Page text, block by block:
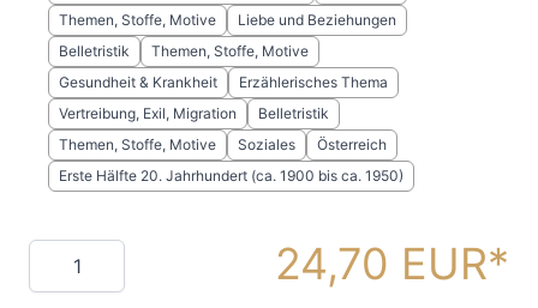
Themen, Stoffe, Motive
Liebe und Beziehungen
Belletristik
Themen, Stoffe, Motive
Gesundheit & Krankheit
Erzählerisches Thema
Vertreibung, Exil, Migration
Belletristik
Themen, Stoffe, Motive
Soziales
Österreich
Erste Hälfte 20. Jahrhundert (ca. 1900 bis ca. 1950)
Menge 24,70 EUR